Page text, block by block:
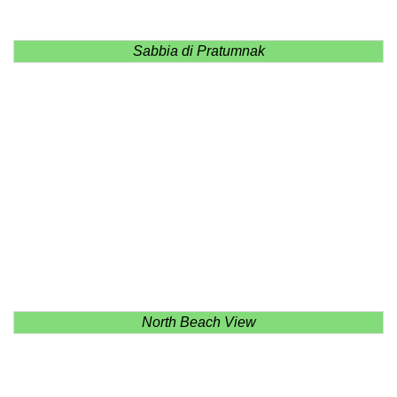
Sabbia di Pratumnak
North Beach View